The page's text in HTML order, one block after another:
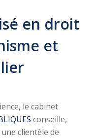
en droit
et
le cabinet
conseille,
clientèle de